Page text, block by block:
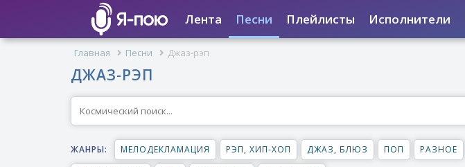
Лента Песни Плейлисты Исполнители
Главная Песни Джаз-рэп
ДЖАЗ-РЭП
ЖАНРЫ: МЕЛОДЕКЛАМАЦИЯ РЭП, ХИП-ХОП ДЖАЗ, БЛЮЗ ПОП РАЗНОЕ